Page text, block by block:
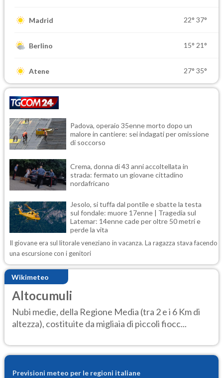
Madrid 22° 37°
Berlino 15° 21°
Atene 27° 35°
Padova, operaio 35enne morto dopo un
malore in cantiere: sei indagati per omissione
di soccorso
Crema, donna di 43 anni accoltellata in
strada: fermato un giovane cittadino
nordafricano
Jesolo, si tuffa dal pontile e sbatte la testa
sul fondale: muore 17enne | Tragedia sul
Latemar: 14enne cade per oltre 50 metri e
perde la vita
Il giovane era sul litorale veneziano in vacanza. La ragazza stava facendo
una escursione con i genitori
Wikimeteo
Altocumuli
Nubi medie, della Regione Media (tra 2 e i 6 Km di
altezza), costituite da migliaia di piccoli fiocc...
Previsioni meteo per le regioni italiane